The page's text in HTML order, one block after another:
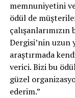
memnuniyetini
ödül de
Dergisi’nin uzun
araştırmada
verici. Bizi bu
güzel
ederim.”